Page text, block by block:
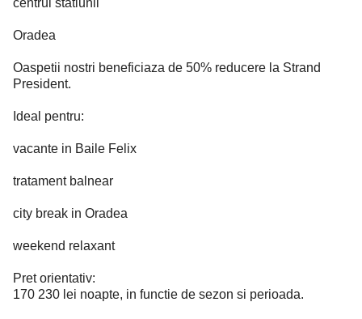
centrul statiunii
Oradea
Oaspetii nostri beneficiaza de 50% reducere la Strand
President.
Ideal pentru:
vacante in Baile Felix
tratament balnear
city break in Oradea
weekend relaxant
Pret orientativ:
170 230 lei noapte, in functie de sezon si perioada.